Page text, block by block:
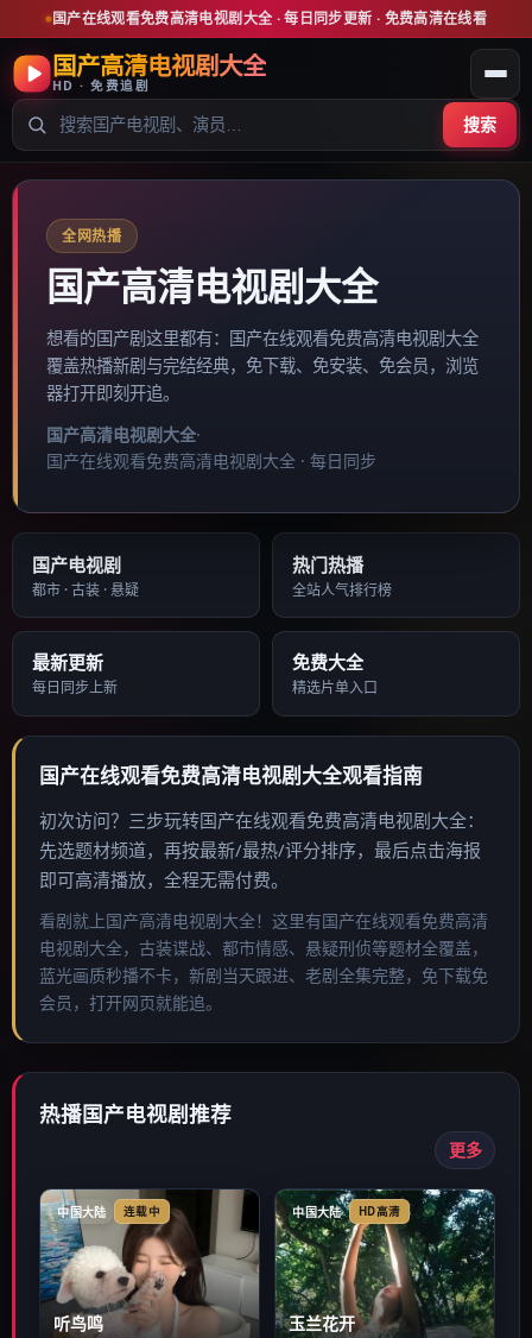
国产在线观看免费高清电视剧大全 · 每日同步更新 · 免费高清在线看
国产高清电视剧大全
HD · 免费追剧
搜索
全网热播
国产高清电视剧大全
想看的国产剧这里都有： 国产在线观看免费高清电视剧大全
覆盖热播新剧与完结经典，免下载、免安装、免会员，浏览
器打开即刻开追。
国产高清电视剧大全·
国产在线观看免费高清电视剧大全 · 每日同步
国产电视剧
都市 · 古装 · 悬疑
热门热播
全站人气排行榜
最新更新
每日同步上新
免费大全
精选片单入口
国产在线观看免费高清电视剧大全观看指南
初次访问？三步玩转国产在线观看免费高清电视剧大全：
先选题材频道，再按最新/最热/评分排序，最后点击海报
即可高清播放，全程无需付费。
看剧就上国产高清电视剧大全！这里有国产在线观看免费高清
电视剧大全，古装谍战、都市情感、悬疑刑侦等题材全覆盖，
蓝光画质秒播不卡，新剧当天跟进、老剧全集完整，免下载免
会员，打开网页就能追。
热播国产电视剧推荐
更多
中国大陆 连载中
听鸟鸣
中国大陆 HD高清
玉兰花开